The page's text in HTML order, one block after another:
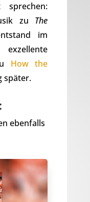
zu The
im
How the
später.
ebenfalls